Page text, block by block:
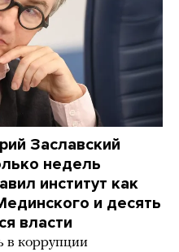
Заславский
недель
институт как
и десять
власти
в коррупции